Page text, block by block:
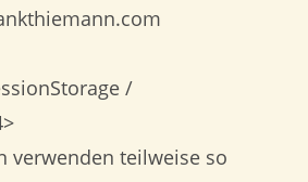
/
verwenden teilweise so